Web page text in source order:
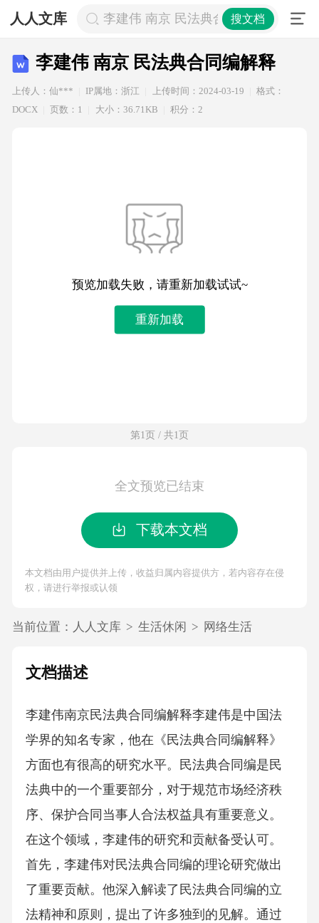
人人文库 李建伟 南京 民法典合同编解释
搜文档
李建伟 南京 民法典合同编解释
上传人：仙*** IP属地：浙江 上传时间：2024-03-19
格式：
DOCX
页数：1 大小：36.71KB 积分：2
预览加载失败，请重新加载试试~
重新加载
第1页 / 共1页
全文预览已结束
下载本文档
本文档由用户提供并上传，收益归属内容提供方，若内容存在侵
权，请进行举报或认领
当前位置： 人人文库 > 生活休闲 > 网络生活
文档描述
李建伟南京民法典合同编解释李建伟是中国法
学界的知名专家，他在《民法典合同编解释》
方面也有很高的研究水平。民法典合同编是民
法典中的一个重要部分，对于规范市场经济秩
序、保护合同当事人合法权益具有重要意义。
在这个领域，李建伟的研究和贡献备受认可。
首先，李建伟对民法典合同编的理论研究做出
了重要贡献。他深入解读了民法典合同编的立
法精神和原则，提出了许多独到的见解。通过